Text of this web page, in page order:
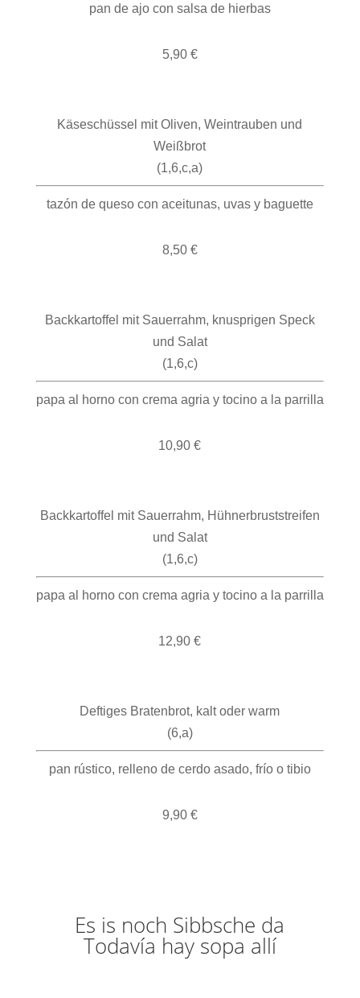
pan de ajo con salsa de hierbas
5,90 €
Käseschüssel mit Oliven, Weintrauben und
Weißbrot
(1,6,c,a)
tazón de queso con aceitunas, uvas y baguette
8,50 €
Backkartoffel mit Sauerrahm, knusprigen Speck
und Salat
(1,6,c)
papa al horno con crema agria y tocino a la parrilla
10,90 €
Backkartoffel mit Sauerrahm, Hühnerbruststreifen
und Salat
(1,6,c)
papa al horno con crema agria y tocino a la parrilla
12,90 €
Deftiges Bratenbrot, kalt oder warm
(6,a)
pan rústico, relleno de cerdo asado, frío o tibio
9,90 €
Es is noch Sibbsche da
Todavía hay sopa allí